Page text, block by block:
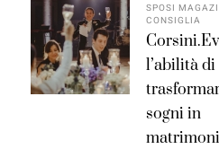
SPOSI
CONSIGLIA
l’abilità di
sogni in